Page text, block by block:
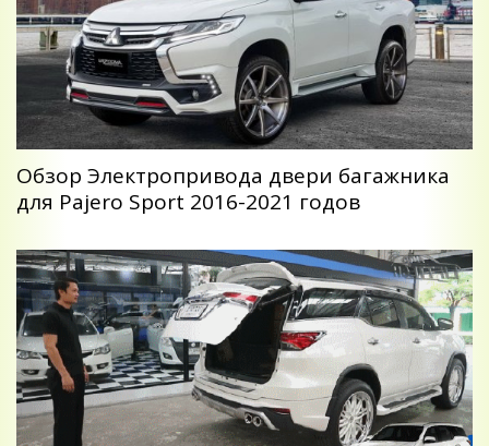
Обзор Электропривода двери багажника
для Pajero Sport 2016-2021 годов